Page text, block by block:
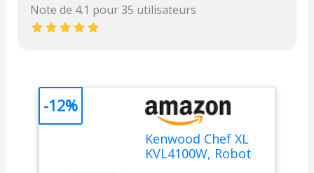
Note de 4.1 pour 35 utilisateurs
Kenwood Chef XL
KVL4100W, Robot
-12%